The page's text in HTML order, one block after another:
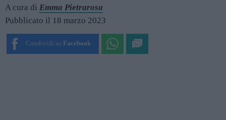
A cura di Emma Pietrarosa
Pubblicato il 18 marzo 2023
Condividi su Facebook